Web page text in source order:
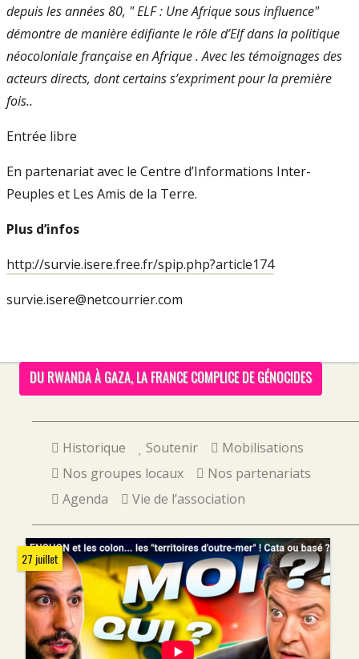
depuis les années 80, " ELF : Une Afrique sous influence"
démontre de manière édifiante le rôle d’Elf dans la politique
néocoloniale française en Afrique . Avec les témoignages des
acteurs directs, dont certains s’expriment pour la première
fois..
Entrée libre
En partenariat avec le Centre d’Informations Inter-
Peuples et Les Amis de la Terre.
Plus d’infos
http://survie.isere.free.fr/spip.php?article174
survie.isere@netcourrier.com
DU RWANDA À GAZA, LA FRANCE COMPLICE DE GÉNOCIDES
Historique Soutenir
Mobilisations
Nos groupes locaux
Nos partenariats
Agenda
Vie de l’association
27 juillet